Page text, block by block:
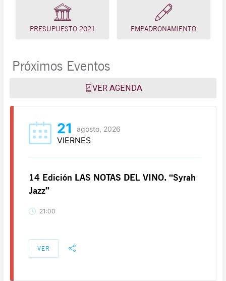
PRESUPUESTO 2021 EMPADRONAMIENTO
Próximos Eventos
VER AGENDA
21 agosto, 2026
VIERNES
14 Edición LAS NOTAS DEL VINO. “Syrah
Jazz”
21:00
VER